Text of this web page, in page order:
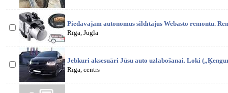
Piedavajam autonomus sildītājus Webasto remontu.
Rīga, Jugla
Jebkuri aksesuāri Jūsu auto uzlabošanai. Loki
Rīga, centrs